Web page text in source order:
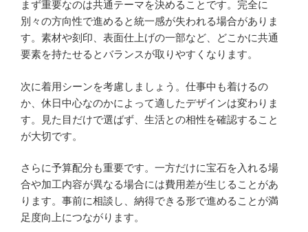
まず重要なのは共通テーマを決めることです。完全に
別々の方向性で進めると統一感が失われる場合がありま
す。素材や刻印、表面仕上げの一部など、どこかに共通
要素を持たせるとバランスが取りやすくなります。
次に着用シーンを考慮しましょう。仕事中も着けるの
か、休日中心なのかによって適したデザインは変わりま
す。見た目だけで選ばず、生活との相性を確認すること
が大切です。
さらに予算配分も重要です。一方だけに宝石を入れる場
合や加工内容が異なる場合には費用差が生じることがあ
ります。事前に相談し、納得できる形で進めることが満
足度向上につながります。